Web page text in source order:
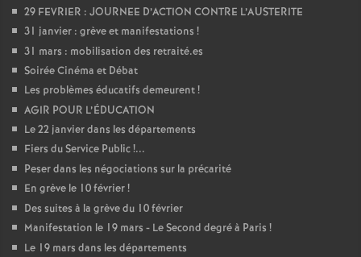
29 FEVRIER : JOURNEE D’ACTION CONTRE L’AUSTERITE
31 janvier : grève et manifestations !
31 mars : mobilisation des retraité.es
Soirée Cinéma et Débat
Les problèmes éducatifs demeurent!
AGIR POUR L’ÉDUCATION
Le 22 janvier dans les départements
Fiers du Service Public!...
Peser dans les négociations sur la précarité
En grève le 10 février!
Des suites à la grève du 10 février
Manifestation le 19 mars - Le Second degré à Paris !
Le 19 mars dans les départements